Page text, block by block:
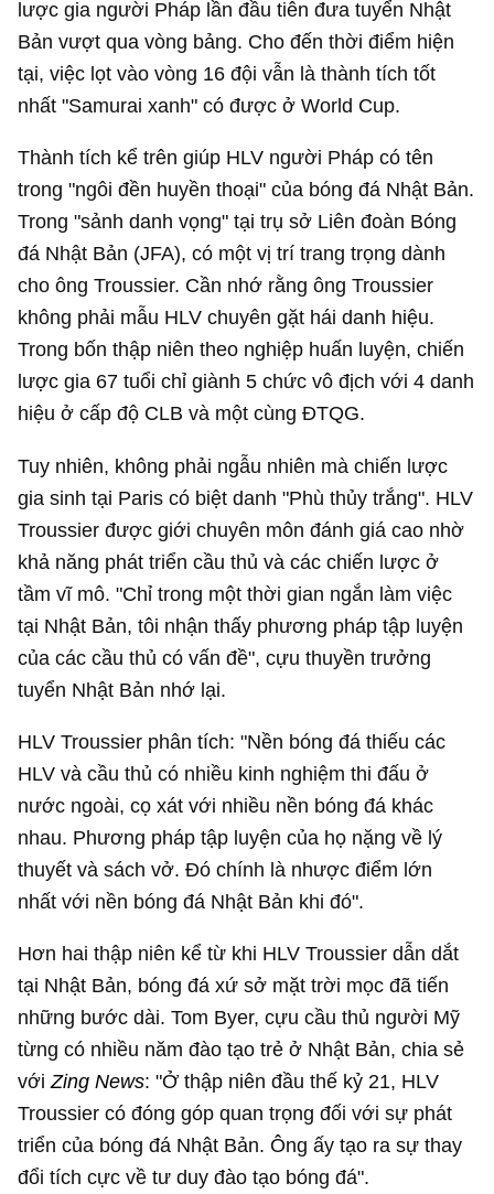
lược gia người Pháp lần đầu tiên đưa tuyển Nhật
Bản vượt qua vòng bảng. Cho đến thời điểm hiện
tại, việc lọt vào vòng 16 đội vẫn là thành tích tốt
nhất "Samurai xanh" có được ở World Cup.
Thành tích kể trên giúp HLV người Pháp có tên
trong "ngôi đền huyền thoại" của bóng đá Nhật Bản.
Trong "sảnh danh vọng" tại trụ sở Liên đoàn Bóng
đá Nhật Bản (JFA), có một vị trí trang trọng dành
cho ông Troussier. Cần nhớ rằng ông Troussier
không phải mẫu HLV chuyên gặt hái danh hiệu.
Trong bốn thập niên theo nghiệp huấn luyện, chiến
lược gia 67 tuổi chỉ giành 5 chức vô địch với 4 danh
hiệu ở cấp độ CLB và một cùng ĐTQG.
Tuy nhiên, không phải ngẫu nhiên mà chiến lược
gia sinh tại Paris có biệt danh "Phù thủy trắng". HLV
Troussier được giới chuyên môn đánh giá cao nhờ
khả năng phát triển cầu thủ và các chiến lược ở
tầm vĩ mô. "Chỉ trong một thời gian ngắn làm việc
tại Nhật Bản, tôi nhận thấy phương pháp tập luyện
của các cầu thủ có vấn đề", cựu thuyền trưởng
tuyển Nhật Bản nhớ lại.
HLV Troussier phân tích: "Nền bóng đá thiếu các
HLV và cầu thủ có nhiều kinh nghiệm thi đấu ở
nước ngoài, cọ xát với nhiều nền bóng đá khác
nhau. Phương pháp tập luyện của họ nặng về lý
thuyết và sách vở. Đó chính là nhược điểm lớn
nhất với nền bóng đá Nhật Bản khi đó".
Hơn hai thập niên kể từ khi HLV Troussier dẫn dắt
tại Nhật Bản, bóng đá xứ sở mặt trời mọc đã tiến
những bước dài. Tom Byer, cựu cầu thủ người Mỹ
từng có nhiều năm đào tạo trẻ ở Nhật Bản, chia sẻ
vớiZing News: "Ở thập niên đầu thế kỷ 21, HLV
Troussier có đóng góp quan trọng đối với sự phát
triển của bóng đá Nhật Bản. Ông ấy tạo ra sự thay
đổi tích cực về tư duy đào tạo bóng đá".